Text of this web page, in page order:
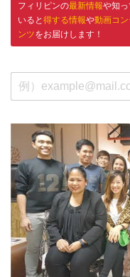
フィリピンの最新情報や知っ
いると 得する情報や動画コン
ンツをお届けします！